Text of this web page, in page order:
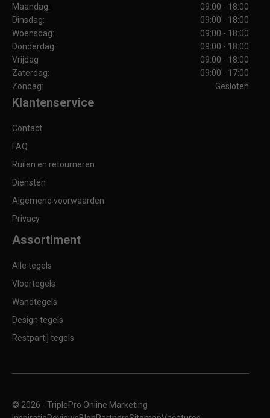
Maandag:
09:00 - 18:00
Dinsdag:
09:00 - 18:00
Woensdag:
09:00 - 18:00
Donderdag:
09:00 - 18:00
Vrijdag
09:00 - 18:00
Zaterdag:
09:00 - 17:00
Zondag:
Gesloten
Klantenservice
Contact
FAQ
Ruilen en retourneren
Diensten
Algemene voorwaarden
Privacy
Assortiment
Alle tegels
Vloertegels
Wandtegels
Design tegels
Restpartij tegels
© 2026 - TriplePro Online Marketing